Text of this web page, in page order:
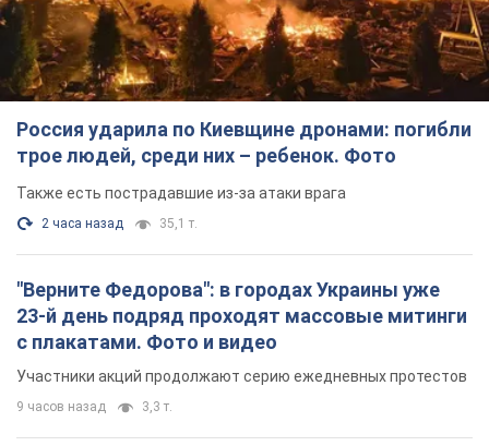
23-й день подряд проходят массовые митинги
с плакатами. Фото и видео
Участники акций продолжают серию ежедневных протестов
9 часов назад 3,3 т.
Сенат США одобрил законопроект Грэма о
санкциях против России: что дальше
Документ предусматривает новые экономические
8 часов назад